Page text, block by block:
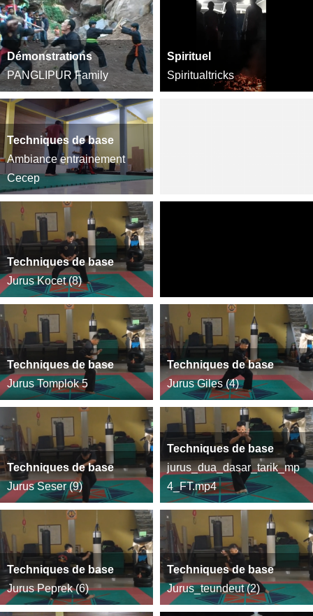
Démonstrations
PANGLIPUR Family
Spirituel
Spiritualtricks
Techniques de base
Ambiance entrainement
Cecep
Techniques de base
Jurus Kocet (8)
Techniques de base
Jurus Tomplok 5
Techniques de base
Jurus Giles (4)
Techniques de base
Jurus Seser (9)
Techniques de base
jurus_dua_dasar_tarik_mp
4_FT.mp4
Techniques de base
Jurus Peprek (6)
Techniques de base
Jurus_teundeut (2)